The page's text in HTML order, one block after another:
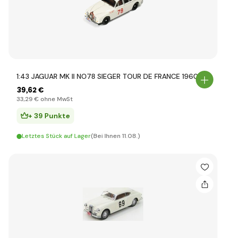
1:43 JAGUAR MK II NO78 SIEGER TOUR DE FRANCE 1960
39,62 €
33,29 € ohne MwSt
+ 39 Punkte
Letztes Stück auf Lager(Bei Ihnen 11.08.)